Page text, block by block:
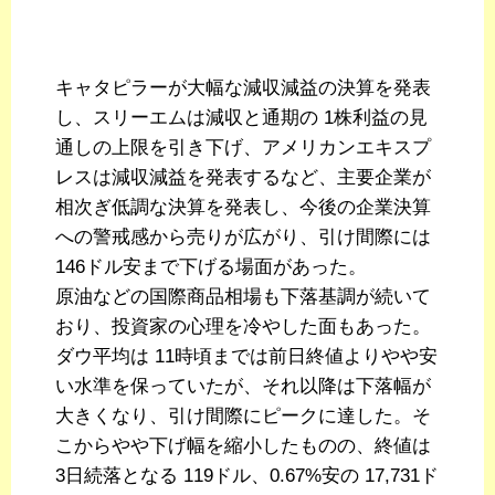
キャタピラーが大幅な減収減益の決算を発表
し、スリーエムは減収と通期の 1株利益の見
通しの上限を引き下げ、アメリカンエキスプ
レスは減収減益を発表するなど、主要企業が
相次ぎ低調な決算を発表し、今後の企業決算
への警戒感から売りが広がり、引け間際には
146ドル安まで下げる場面があった。
原油などの国際商品相場も下落基調が続いて
おり、投資家の心理を冷やした面もあった。
ダウ平均は 11時頃までは前日終値よりやや安
い水準を保っていたが、それ以降は下落幅が
大きくなり、引け間際にピークに達した。そ
こからやや下げ幅を縮小したものの、終値は
3日続落となる 119ドル、0.67%安の 17,731ド